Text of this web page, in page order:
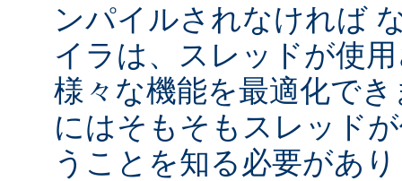
ンパイルされなければ
イラは、スレッドが使
様々な機能を最適化で
にはそもそもスレッド
うことを知る必要があ